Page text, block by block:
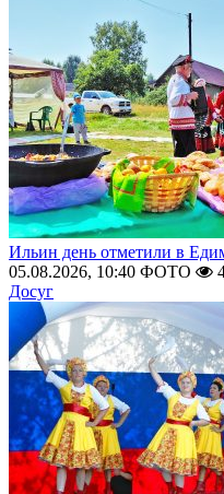
Ильин день отметили в
05.08.2026, 10:40 ФОТО
Досуг